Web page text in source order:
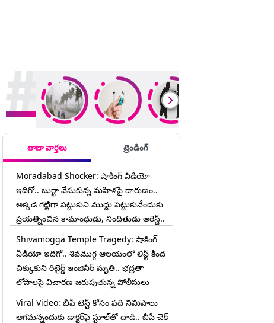
తాజా వార్తలు ట్రెండింగ్
Moradabad Shocker: షాకింగ్ వీడియో
ఇదిగో.. బుర్ఖా వేసుకున్న మహిళపై దారుణం..
అక్కడ గట్టిగా పట్టుకుని ముద్దు పెట్టుకునేందుకు
ప్రయత్నించిన కామాంధుడు, నిందితుడు అరెస్ట్..
Shivamogga Temple Tragedy: షాకింగ్
వీడియో ఇదిగో.. శివమొగ్గ ఆలయంలో లిఫ్ట్ కింద
చిక్కుకుని రిటైర్డ్ ఇంజినీర్ మృతి.. భద్రతా
లోపాలపై విచారణ జరుపుతున్న పోలీసులు
Viral Video: బీపీ టెస్ట్‌ కోసం పది నిమిషాలు
ఆగమన్నందుకు డాక్టర్‌పై స్టూల్‌తో దాడి.. బీపీ చెక్